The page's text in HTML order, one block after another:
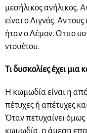
μεσήλικος ανήλικος.
είναι ο Λιγνός. Αν
ήταν ο Λέμον. Ο πιο
ντουέτου.
Τι δυσκολίες έχει μια
Η κωμωδία είναι η
πέτυχες ή απέτυχες
Όταν πετυχαίνει
κωμωδία, η άμεση